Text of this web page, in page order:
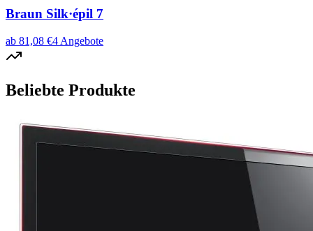
Braun Silk·épil 7
ab 81,08 €4 Angebote
Beliebte Produkte